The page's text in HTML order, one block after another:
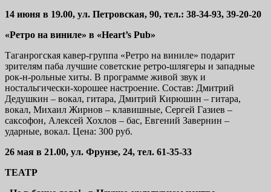
14 июня в 19.00, ул. Петровская, 90, тел.: 38-34-93, 39-20-20
«Ретро на виниле» в «Heart’s Pub»
Таганрогская кавер-группа «Ретро на виниле» подарит
зрителям паба лучшие советские ретро-шлягеры и западные
рок-н-рольные хиты. В программе живой звук и
ностальгически-хорошее настроение. Состав: Дмитрий
Дедушкин – вокал, гитара, Дмитрий Кирюшин – гитара,
вокал, Михаил Жирнов – клавишные, Сергей Газиев –
саксофон, Алексей Хохлов – бас, Евгений Завернин –
ударные, вокал. Цена: 300 руб.
26 мая в 21.00, ул. Фрунзе, 24, тел. 61-35-33
ТЕАТР